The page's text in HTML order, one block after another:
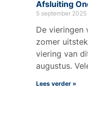
Afsluiting
5 september 2025
De vieringen
zomer
viering van
augustus.
Lees verder »